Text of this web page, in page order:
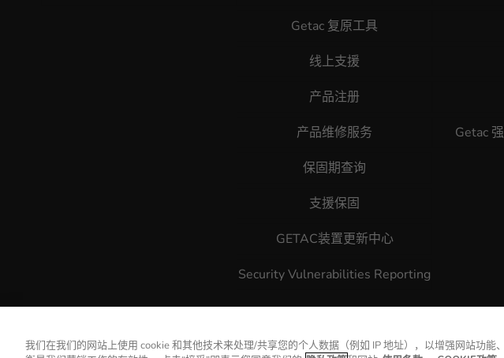
Getac 复原工具
线上支援
产品注册
产品维修服务
保固期查询
支援保固
GETAC装置更新中心
Security Vulnerabilities Reporting
Getac
苏州神基电通有限公
我们在我们的网站上使用 cookie 和其他技术来处理/共享您的个人数据（例如 IP 地址），以增强网站功能